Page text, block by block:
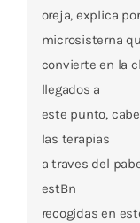
oreja, explica
microsisterna
convierte en la
llegados a
este punto,
las terapias
a traves del
estBn
recogidas en